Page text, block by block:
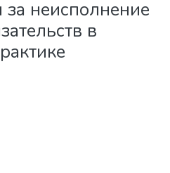
за неисполнение
в